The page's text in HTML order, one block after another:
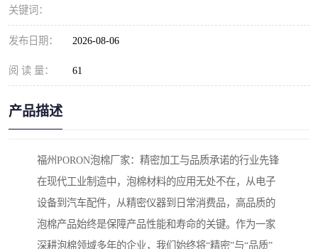
关键词：
发布日期： 2026-08-06
阅 读 量： 61
产品描述
福州PORON泡棉厂家：精密加工与品质承诺的行业先锋
在现代工业制造中，泡棉材料的应用无处不在，从电子
设备到汽车配件，从精密仪器到日常消费品，高品质的
泡棉产品始终是保障产品性能和寿命的关键。作为一家
深耕泡棉领域多年的企业，我们始终将“精密”与“品质”